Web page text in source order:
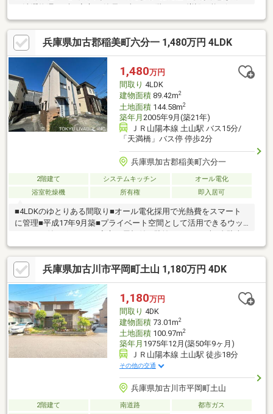
ォーム履歴☆(2023年7月頃)外壁塗装工事 キッチン新調 トイレ
新調 LDK拡張工事フローリング一部施工 クロス一部張替 建
具一部新調玄関扉新調 外構工事 給湯器交換 庭に屋根工事等
(2014年8月頃)浴室新調 洗面化粧台交換▼周辺環境・マルアイ
稲美店 徒歩約15分・セブンイレブン稲美国安店 徒歩約6分・
本バタ公園 徒歩約1分▼学校・天満東小学校・稲美中学校
兵庫県加古郡稲美町六分一 1,480万円 4LDK
1,480万円
間取り 4LDK
建物面積89.42m2
土地面積144.58m2
築年月 2005年9月(築21年)
ＪＲ山陽本線 土山駅 バス15分/
「天満橋」バス停 停歩2分
兵庫県加古郡稲美町六分一
2階建て システムキッチン
オール電化
浴室乾燥機
所有権 即入居可
■4LDKのゆとりある間取り■オール電化採用で光熱費をスマート
に管理■平成17年9月築■プライベート空間として活用できるウッ
可能■収納や趣味部屋として活用できるロフト2箇所あり
兵庫県加古川市平岡町土山 1,180万円 4DK
1,180万円
間取り 4DK
建物面積73.01m2
土地面積100.97m2
築年月 1975年12月(築50年9ヶ月)
ＪＲ山陽本線 土山駅 徒歩18分
その他の交通
兵庫県加古川市平岡町土山
2階建て 南道路
都市ガス